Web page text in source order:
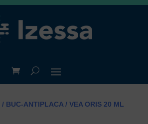
/ BUC-ANTIPLACA / VEA ORIS 20 ML